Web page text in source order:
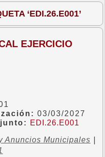
‘EDI.26.E001’
EJERCICIO
03/03/2027
EDI.26.E001
Anuncios Municipales